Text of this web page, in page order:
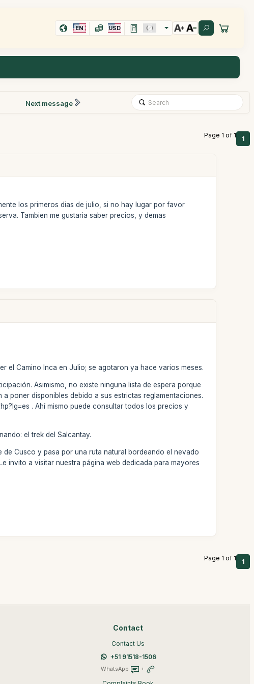
EN USD
Next message
Page 1 of 1 1
los primeros dias de julio, si no hay lugar por favor
Tambien me gustaria saber precios, y demas
el Camino Inca en Julio; se agotaron ya hace varios meses.
Asimismo, no existe ninguna lista de espera porque
poner disponibles debido a sus estrictas reglamentaciones.
. Ahí mismo puede consultar todos los precios y
el trek del Salcantay.
de Cusco y pasa por una ruta natural bordeando el nevado
invito a visitar nuestra página web dedicada para mayores
Page 1 of 1 1
Contact
Contact Us
+51 91518-1506
WhatsApp +